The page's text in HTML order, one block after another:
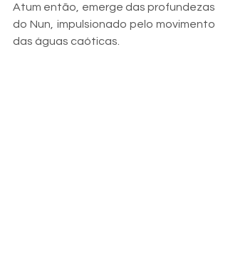
Atum então, emerge das profundezas
do Nun, impulsionado pelo movimento
das águas caóticas.